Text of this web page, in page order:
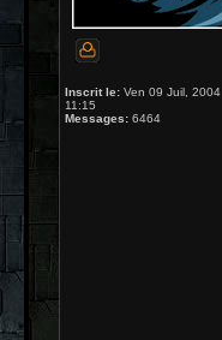
Inscrit le: Ven 09 Juil, 2004
11:15
Messages: 6464